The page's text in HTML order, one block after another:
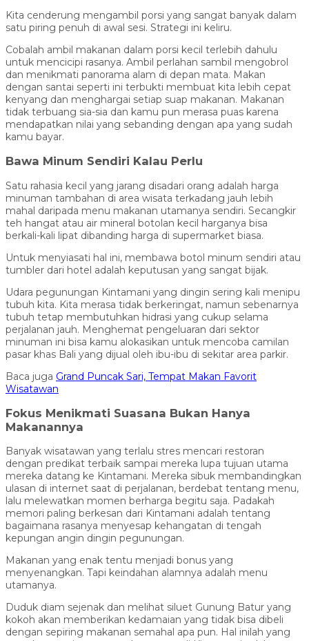
Kita cenderung mengambil porsi yang sangat banyak dalam
satu piring penuh di awal sesi. Strategi ini keliru.
Cobalah ambil makanan dalam porsi kecil terlebih dahulu
untuk mencicipi rasanya. Ambil perlahan sambil mengobrol
dan menikmati panorama alam di depan mata. Makan
dengan santai seperti ini terbukti membuat kita lebih cepat
kenyang dan menghargai setiap suap makanan. Makanan
tidak terbuang sia-sia dan kamu pun merasa puas karena
mendapatkan nilai yang sebanding dengan apa yang sudah
kamu bayar.
Bawa Minum Sendiri Kalau Perlu
Satu rahasia kecil yang jarang disadari orang adalah harga
minuman tambahan di area wisata terkadang jauh lebih
mahal daripada menu makanan utamanya sendiri. Secangkir
teh hangat atau air mineral botolan kecil harganya bisa
berkali-kali lipat dibanding harga di supermarket biasa.
Untuk menyiasati hal ini, membawa botol minum sendiri atau
tumbler dari hotel adalah keputusan yang sangat bijak.
Udara pegunungan Kintamani yang dingin sering kali menipu
tubuh kita. Kita merasa tidak berkeringat, namun sebenarnya
tubuh tetap membutuhkan hidrasi yang cukup selama
perjalanan jauh. Menghemat pengeluaran dari sektor
minuman ini bisa kamu alokasikan untuk mencoba camilan
pasar khas Bali yang dijual oleh ibu-ibu di sekitar area parkir.
Baca juga Grand Puncak Sari, Tempat Makan Favorit
Wisatawan
Fokus Menikmati Suasana Bukan Hanya
Makanannya
Banyak wisatawan yang terlalu stres mencari restoran
dengan predikat terbaik sampai mereka lupa tujuan utama
mereka datang ke Kintamani. Mereka sibuk membandingkan
ulasan di internet saat di perjalanan, berdebat tentang menu,
lalu melewatkan momen berharga begitu saja. Padakah
memori paling berkesan dari Kintamani adalah tentang
bagaimana rasanya menyesap kehangatan di tengah
kepungan angin dingin pegunungan.
Makanan yang enak tentu menjadi bonus yang
menyenangkan. Tapi keindahan alamnya adalah menu
utamanya.
Duduk diam sejenak dan melihat siluet Gunung Batur yang
kokoh akan memberikan kedamaian yang tidak bisa dibeli
dengan sepiring makanan semahal apa pun. Hal inilah yang